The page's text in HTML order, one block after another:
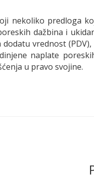
nekoliko predloga
dažbina i
vrednost
naplate
u pravo svojine.